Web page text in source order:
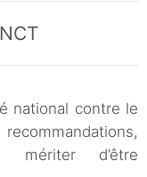
national contre le
mériter d’être